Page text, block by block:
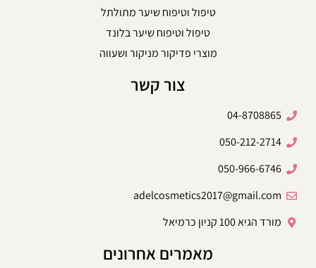
טיפול וטיפוח שיער מתולתל
טיפול וטיפוח שיער בלונד
מוצרי פדיקור מניקור ושעווה
צור קשר
04-8708865
050-212-2714
050-966-6746
adelcosmetics2017@gmail.com
מורד הגיא 100 קניון כרמיאל
מאמרים אחרונים